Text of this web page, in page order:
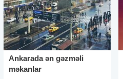
Ankarada ən gəzməli
məkanlar